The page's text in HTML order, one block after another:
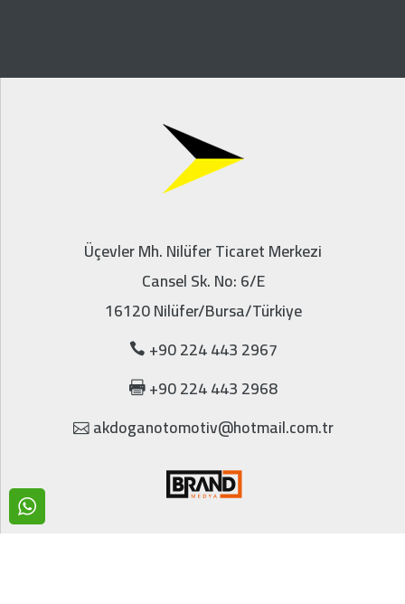
Üçevler Mh. Nilüfer Ticaret Merkezi
Cansel Sk. No: 6/E
16120 Nilüfer/Bursa/Türkiye
+90 224 443 2967
+90 224 443 2968
akdoganotomotiv@hotmail.com.tr